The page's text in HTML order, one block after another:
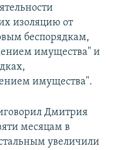
изоляцию от
беспорядкам,
имущества" и
имущества".
Дмитрия
месяцам в
увеличили